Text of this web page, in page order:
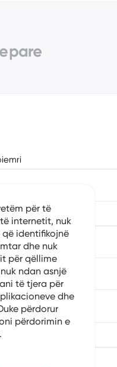
i Telefonit
fjalëkalimin
për të
internetit, nuk
identifikojnë
dhe nuk
për qëllime
ndan asnjë
të tjera për
dhe
përdorur
përdorimin e